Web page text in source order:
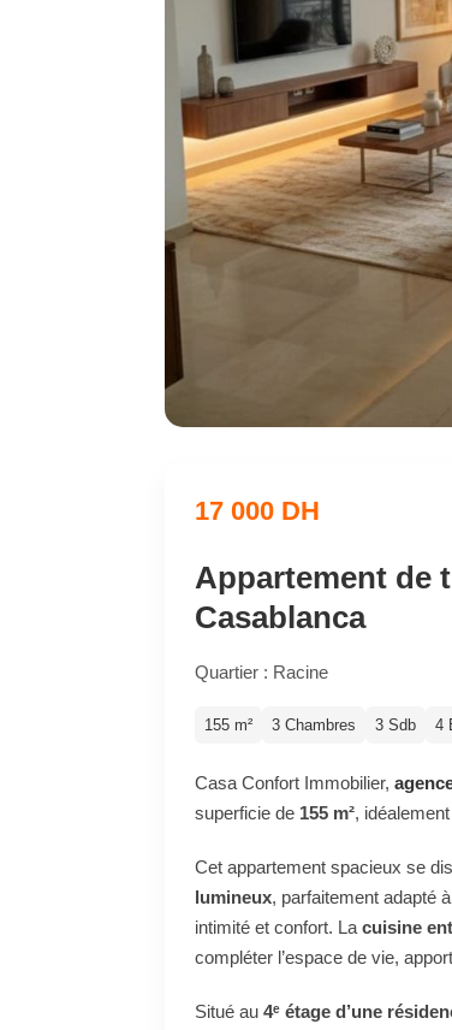
17 000 DH
Appartement de
Casablanca
Quartier : Racine
155 m² 3 Chambres 3 Sdb 4
Casa Confort Immobilier,
superficie de 155 m²,
Cet appartement spacieux se
lumineux, parfaitement adapté
intimité et confort. La cuisine
compléter l’espace de vie,
Situé au 4ᵉ étage d’une